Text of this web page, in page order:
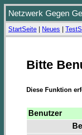
Netzwerk Gegen
StartSeite Neues
Bitte
Diese Funktion
Benutzer